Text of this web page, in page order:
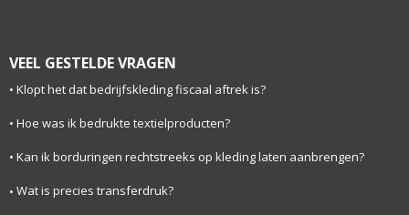
VEEL GESTELDE VRAGEN
Klopt het dat bedrijfskleding fiscaal aftrek is?
Hoe was ik bedrukte textielproducten?
Kan ik borduringen rechtstreeks op kleding laten aanbrengen?
Wat is precies transferdruk?